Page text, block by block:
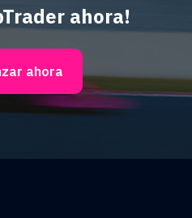
ahora!
ahora